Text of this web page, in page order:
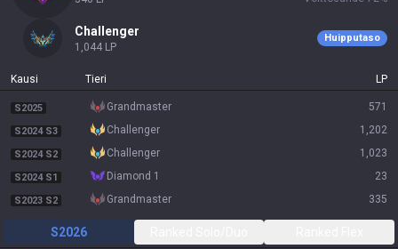
challenger
1,044 LP
Huipputaso
Kausi Tieri LP
S2025 grandmaster 571
S2024 S3 challenger 1,202
S2024 S2 challenger 1,023
S2024 S1 diamond 1 23
S2023 S2 grandmaster 335
S2026